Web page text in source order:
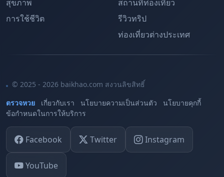
สุขภาพ
การใช้ชีวิต
สถานที่ท่องเที่ยว
รีวิวทริป
ท่องเที่ยวต่างประเทศ
© 2025 - 2026 baikhao.com สงวนลิขสิทธิ์
ตรวจหวย
เกี่ยวกับเรา นโยบายความเป็นส่วนตัว
นโยบายคุกกี้
ข้อกำหนดในการให้บริการ
Facebook Twitter Instagram
YouTube